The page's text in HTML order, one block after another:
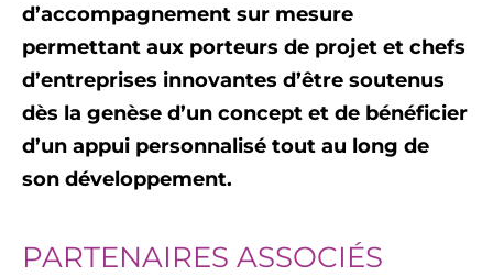
d’accompagnement sur mesure
permettant aux porteurs de projet et chefs
d’entreprises innovantes d’être soutenus
dès la genèse d’un concept et de bénéficier
d’un appui personnalisé tout au long de
son développement.
PARTENAIRES ASSOCIÉS